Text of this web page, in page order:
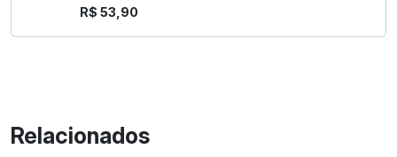
R$ 53,90
Relacionados